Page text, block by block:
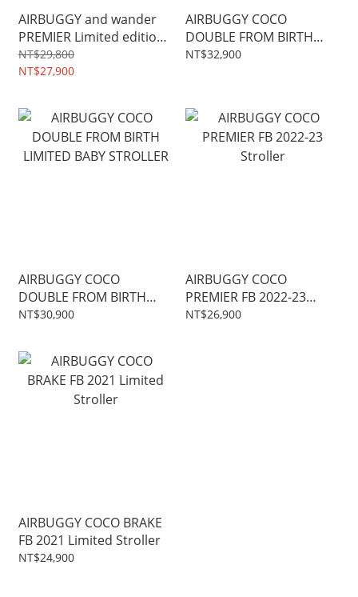
AIRBUGGY and wander
PREMIER Limited edition
Baby stroller
NT$29,800
NT$27,900
AIRBUGGY COCO
DOUBLE FROM BIRTH
GREY TWEED LIMITED
NT$32,900
AIRBUGGY COCO
DOUBLE FROM BIRTH
LIMITED BABY STROLLER
NT$30,900
AIRBUGGY COCO
PREMIER FB 2022-23
Stroller
NT$26,900
AIRBUGGY COCO BRAKE
FB 2021 Limited Stroller
NT$24,900